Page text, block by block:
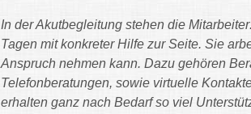
In der Akutbegleitung stehen die
Tagen mit konkreter Hilfe zur Seite. Sie
Anspruch nehmen kann. Dazu gehören
Telefonberatungen, sowie virtuelle
erhalten ganz nach Bedarf so viel